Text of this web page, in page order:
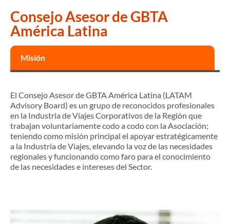
Consejo Asesor de GBTA
América Latina
Misión
El Consejo Asesor de GBTA América Latina (LATAM
Advisory Board) es un grupo de reconocidos profesionales
en la Industria de Viajes Corporativos de la Región que
trabajan voluntariamente codo a codo con la Asociación;
teniendo como misión principal el apoyar estratégicamente
a la Industria de Viajes, elevando la voz de las necesidades
regionales y funcionando como faro para el conocimiento
de las necesidades e intereses del Sector.